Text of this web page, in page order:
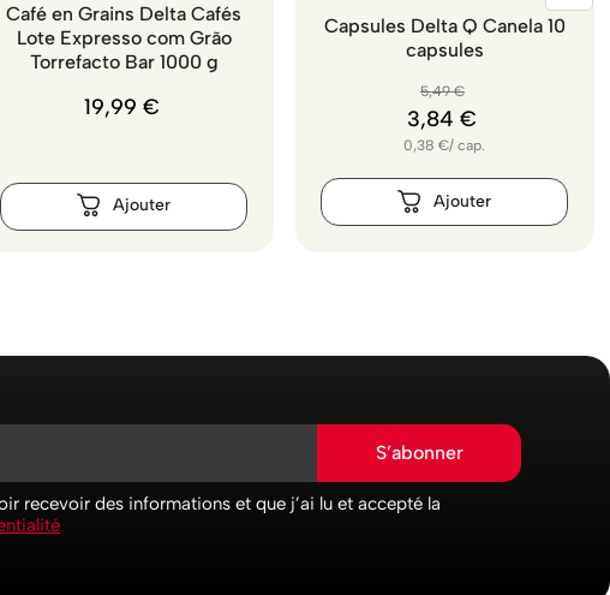
Café en Grains Delta Cafés
Lote Expresso com Grão
Torrefacto Bar 1000 g
19,99 €
Capsules Delta Q Canela 10
capsules
5,49 €
3,84 €
0,38 €/cap.
S’abonner
recevoir des informations et que j’ai lu et accepté la